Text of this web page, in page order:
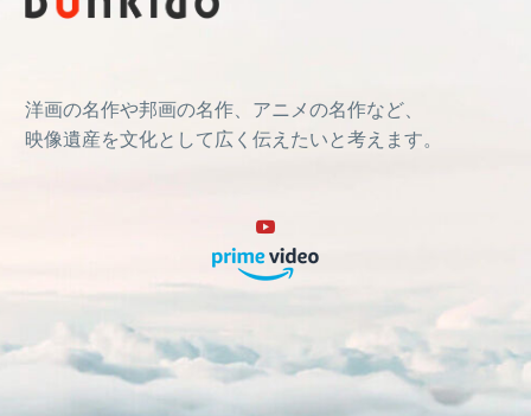
洋画の名作や邦画の名作、アニメの名作など、
映像遺産を文化として広く伝えたいと考えます。